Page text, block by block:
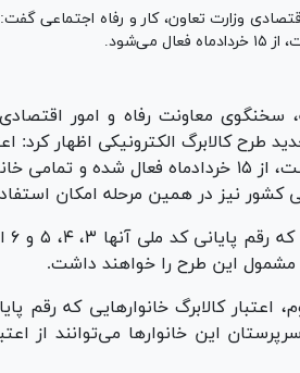
وزارت تعاون، کار و رفاه اجتماعی گفت:
سخنگوی معاونت رفاه و امور
طرح کالابرگ الکترونیکی اظهار کرد:
پایانی کد ملی آنها ۰، ۱ و ۲ است، از ۱۵
نیز در همین مرحله امکان استفاده
مشمول این طرح را خواهند داشت.
این خانوار‌ها می‌توانند از